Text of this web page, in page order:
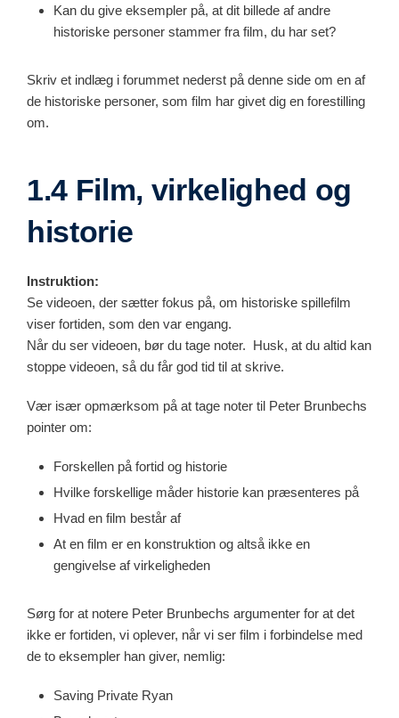
Kan du give eksempler på, at dit billede af andre
historiske personer stammer fra film, du har set?
Skriv et indlæg i forummet nederst på denne side om en af
de historiske personer, som film har givet dig en forestilling
om.
1.4 Film, virkelighed og
historie
Instruktion:
Se videoen, der sætter fokus på, om historiske spillefilm
viser fortiden, som den var engang.
Når du ser videoen, bør du tage noter. Husk, at du altid kan
stoppe videoen, så du får god tid til at skrive.
Vær især opmærksom på at tage noter til Peter Brunbechs
pointer om:
Forskellen på fortid og historie
Hvilke forskellige måder historie kan præsenteres på
Hvad en film består af
At en film er en konstruktion og altså ikke en
gengivelse af virkeligheden
Sørg for at notere Peter Brunbechs argumenter for at det
ikke er fortiden, vi oplever, når vi ser film i forbindelse med
de to eksempler han giver, nemlig:
Saving Private Ryan